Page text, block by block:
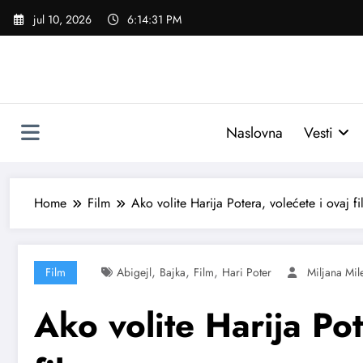
Skoči
jul 10, 2026 6:14:32 PM
Naslovna Vesti
Home Film Ako volite Harija Potera, volećete i ovaj
Film Abigejl, Bajka, Film, Hari Poter Miljana
Ako volite Harija